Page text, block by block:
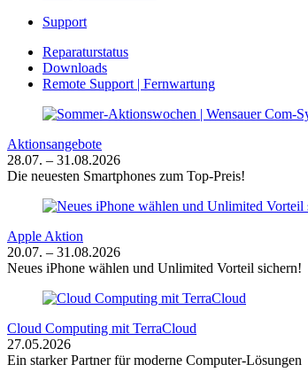
Support
Reparaturstatus
Downloads
Remote Support | Fernwartung
Aktionsangebote
28.07. – 31.08.2026
Die neuesten Smartphones zum Top-Preis!
Apple Aktion
20.07. – 31.08.2026
Neues iPhone wählen und Unlimited Vorteil sichern!
Cloud Computing mit TerraCloud
27.05.2026
Ein starker Partner für moderne Computer-Lösungen